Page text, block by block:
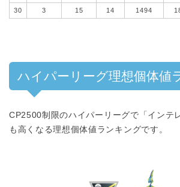
30 3 15 14 1494
ハイパーリーグ理想個体値
CP2500制限のハイパーリーグで「インテ
も高くなる理想個体値ランキングです。